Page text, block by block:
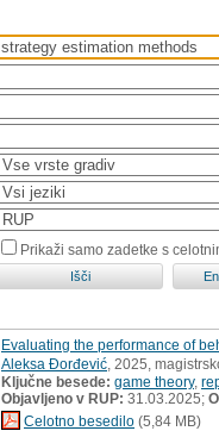
Prikaži samo zadetke s
Evaluating the performance of
Aleksa Đorđević , 2025,
Ključne besede: game theory,
Objavljeno v RUP: 31.03.2025;
Celotno besedilo (5,84 MB)